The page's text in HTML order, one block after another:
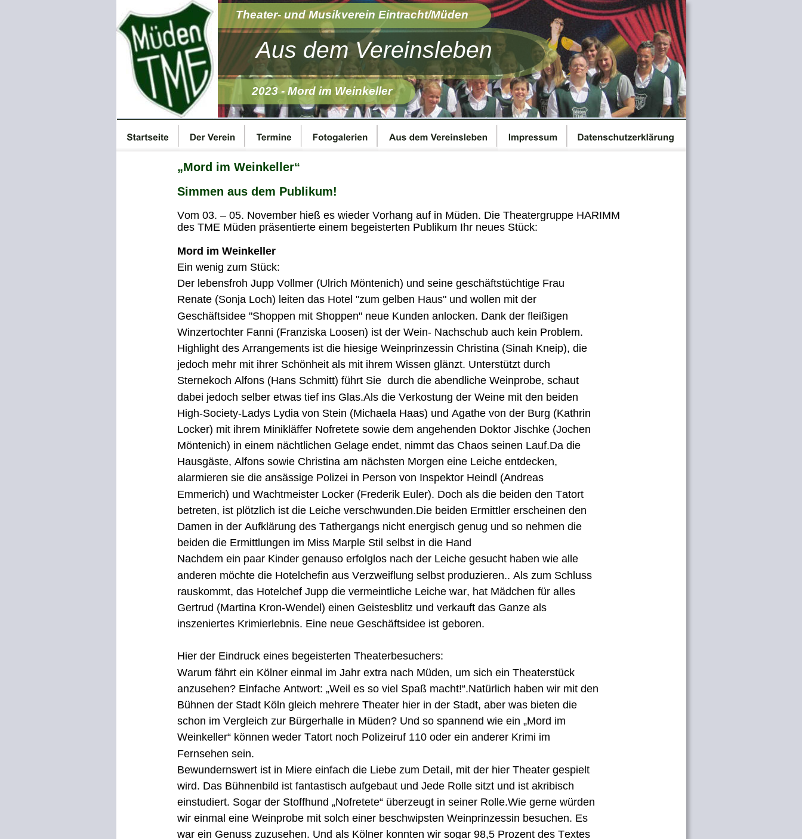
Aus dem Vereinsleben
2023 - Mord im Weinkeller
Theater- und Musikverein Eintracht/Müden
„Mord im Weinkeller“
Simmen aus dem Publikum!
Vom 03. – 05. November hieß es wieder Vorhang auf in Müden. Die Theatergruppe HARIMM
des TME Müden präsentierte einem begeisterten Publikum Ihr neues Stück:
Mord im Weinkeller
Ein wenig zum Stück:
Der lebensfroh Jupp Vollmer (Ulrich Möntenich) und seine geschäftstüchtige Frau
Renate (Sonja Loch) leiten das Hotel "zum gelben Haus" und wollen mit der
Geschäftsidee "Shoppen mit Shoppen" neue Kunden anlocken. Dank der fleißigen
Winzertochter Fanni (Franziska Loosen) ist der Wein- Nachschub auch kein Problem.
Highlight des Arrangements ist die hiesige Weinprinzessin Christina (Sinah Kneip), die
jedoch mehr mit ihrer Schönheit als mit ihrem Wissen glänzt. Unterstützt durch
Sternekoch Alfons (Hans Schmitt) führt Sie  durch die abendliche Weinprobe, schaut
dabei jedoch selber etwas tief ins Glas.Als die Verkostung der Weine mit den beiden
High-Society-Ladys Lydia von Stein (Michaela Haas) und Agathe von der Burg (Kathrin
Locker) mit ihrem Minikläffer Nofretete sowie dem angehenden Doktor Jischke (Jochen
Möntenich) in einem nächtlichen Gelage endet, nimmt das Chaos seinen Lauf.Da die
Hausgäste, Alfons sowie Christina am nächsten Morgen eine Leiche entdecken,
alarmieren sie die ansässige Polizei in Person von Inspektor Heindl (Andreas
Emmerich) und Wachtmeister Locker (Frederik Euler). Doch als die beiden den Tatort
betreten, ist plötzlich ist die Leiche verschwunden.Die beiden Ermittler erscheinen den
Damen in der Aufklärung des Tathergangs nicht energisch genug und so nehmen die
beiden die Ermittlungen im Miss Marple Stil selbst in die Hand
Nachdem ein paar Kinder genauso erfolglos nach der Leiche gesucht haben wie alle
anderen möchte die Hotelchefin aus Verzweiflung selbst produzieren.. Als zum Schluss
rauskommt, das Hotelchef Jupp die vermeintliche Leiche war, hat Mädchen für alles
Gertrud (Martina Kron-Wendel) einen Geistesblitz und verkauft das Ganze als
inszeniertes Krimierlebnis. Eine neue Geschäftsidee ist geboren.
Hier der Eindruck eines begeisterten Theaterbesuchers:
Warum fährt ein Kölner einmal im Jahr extra nach Müden, um sich ein Theaterstück
anzusehen? Einfache Antwort: „Weil es so viel Spaß macht!“.Natürlich haben wir mit den
Bühnen der Stadt Köln gleich mehrere Theater hier in der Stadt, aber was bieten die
schon im Vergleich zur Bürgerhalle in Müden? Und so spannend wie ein „Mord im
Weinkeller“ können weder Tatort noch Polizeiruf 110 oder ein anderer Krimi im
Fernsehen sein.
Bewundernswert ist in Miere einfach die Liebe zum Detail, mit der hier Theater gespielt
wird. Das Bühnenbild ist fantastisch aufgebaut und Jede Rolle sitzt und ist akribisch
einstudiert. Sogar der Stoffhund „Nofretete“ überzeugt in seiner Rolle.Wie gerne würden
wir einmal eine Weinprobe mit solch einer beschwipsten Weinprinzessin besuchen. Es
war ein Genuss zuzusehen. Und als Kölner konnten wir sogar 98,5 Prozent des Textes